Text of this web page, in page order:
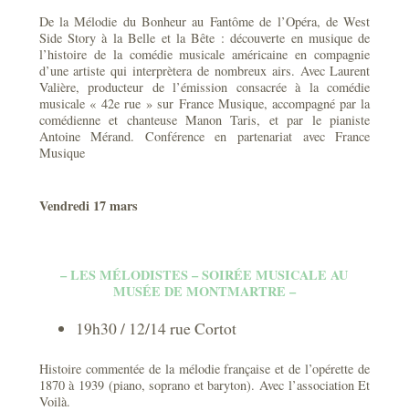
De la Mélodie du Bonheur au Fantôme de l’Opéra, de West
Side Story à la Belle et la Bête : découverte en musique de
l’histoire de la comédie musicale américaine en compagnie
d’une artiste qui interprètera de nombreux airs. Avec Laurent
Valière, producteur de l’émission consacrée à la comédie
musicale « 42e rue » sur France Musique, accompagné par la
comédienne et chanteuse Manon Taris, et par le pianiste
Antoine Mérand. Conférence en partenariat avec France
Musique
Vendredi 17 mars
– LES MÉLODISTES – SOIRÉE MUSICALE AU
MUSÉE DE MONTMARTRE –
19h30 / 12/14 rue Cortot
Histoire commentée de la mélodie française et de l’opérette de
1870 à 1939 (piano, soprano et baryton). Avec l’association Et
Voilà.